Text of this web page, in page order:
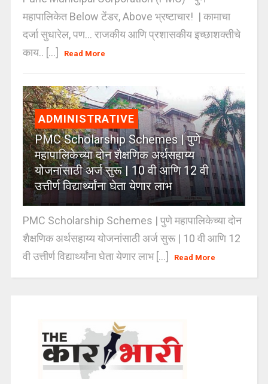
महापालिकेत Below टेंडर, Above भ्रष्टाचार! | कामाचा
दर्जा सुधारेल, पण… राजकीय आणि प्रशासकीय इच्छाशक्तीचे
काय.. [...]
Read More
ADMINISTRATIVE
PMC Scholarship Schemes | पुणे
महापालिकेच्या दोन शैक्षणिक अर्थसहाय्य
योजनांसाठी अर्ज सुरू | 10 वी आणि 12 वी
उत्तीर्ण विद्यार्थ्यांना घेता येणार लाभ
PMC Scholarship Schemes | पुणे महापालिकेच्या दोन
शैक्षणिक अर्थसहाय्य योजनांसाठी अर्ज सुरू | 10 वी आणि 12
वी उत्तीर्ण विद्यार्थ्यांना घेता येणार लाभ [...]
Read More